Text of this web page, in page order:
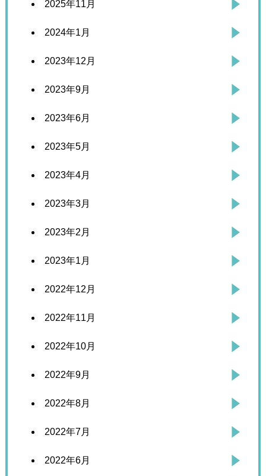
2025年11月
2024年1月
2023年12月
2023年9月
2023年6月
2023年5月
2023年4月
2023年3月
2023年2月
2023年1月
2022年12月
2022年11月
2022年10月
2022年9月
2022年8月
2022年7月
2022年6月